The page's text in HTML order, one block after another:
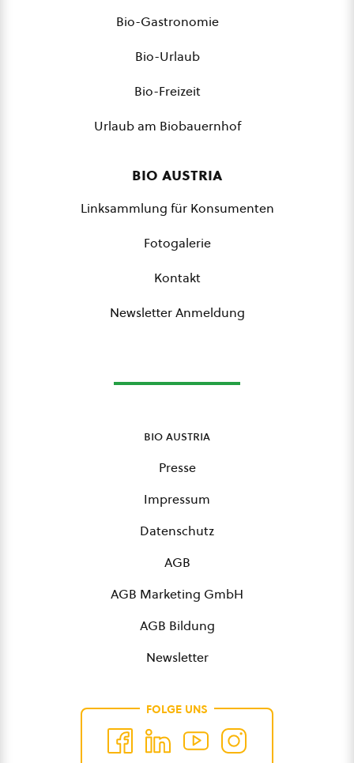
Bio-Gastronomie
Bio-Urlaub
Bio-Freizeit
Urlaub am Biobauernhof
bio austria
Linksammlung für Konsumenten
Fotogalerie
Kontakt
Newsletter Anmeldung
bio austria
Presse
Impressum
Datenschutz
AGB
AGB Marketing GmbH
AGB Bildung
Newsletter
FOLGE UNS